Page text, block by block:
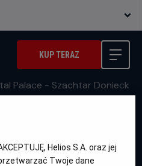
KUP TERAZ
Helios S.A. oraz jej
Twoje dane